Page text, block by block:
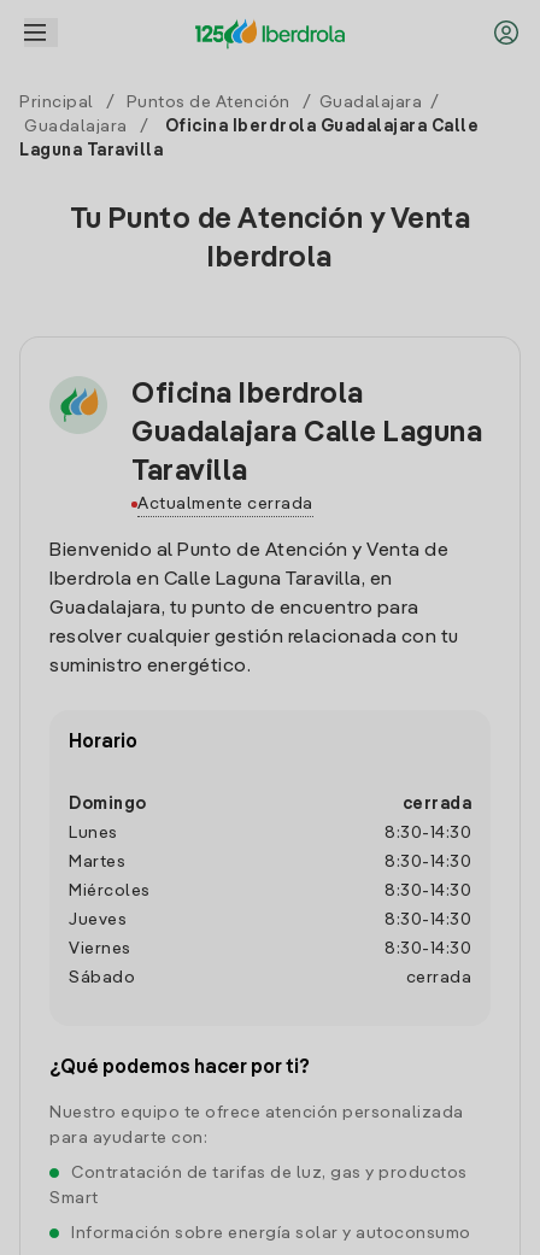
Principal / Puntos de Atención / Guadalajara
/
Guadalajara
/
Oficina Iberdrola Guadalajara Calle
Laguna Taravilla
Tu Punto de Atención y Venta
Iberdrola
Oficina Iberdrola
Guadalajara Calle Laguna
Taravilla
Actualmente cerrada
Bienvenido al Punto de Atención y Venta de
Iberdrola en Calle Laguna Taravilla, en
Guadalajara, tu punto de encuentro para
resolver cualquier gestión relacionada con tu
suministro energético.
Horario
Domingo
cerrada
Lunes
8:30- 14:30
Martes
8:30- 14:30
Miércoles
8:30- 14:30
Jueves
8:30- 14:30
Viernes
8:30- 14:30
Sábado
cerrada
¿Qué podemos hacer por ti?
Nuestro equipo te ofrece atención personalizada
para ayudarte con:
Contratación de tarifas de luz, gas y productos
Smart
Información sobre energía solar y autoconsumo